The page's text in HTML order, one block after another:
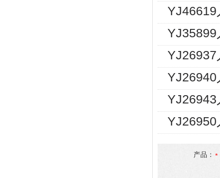
YJ46619
YJ35899
YJ26937
YJ26940
YJ26943
YJ26950
产品：